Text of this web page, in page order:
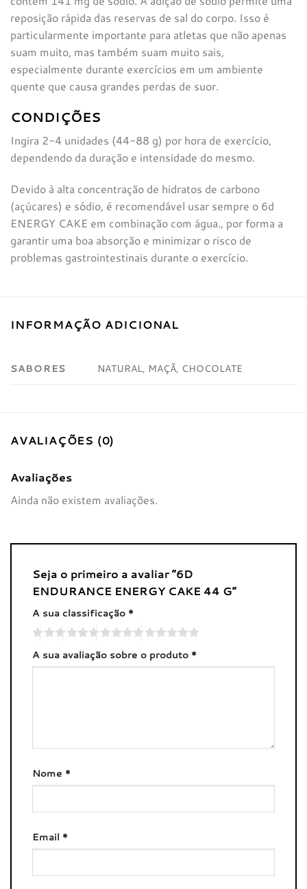
reposição rápida das reservas de sal do corpo. Isso é
particularmente importante para atletas que não apenas
suam muito, mas também suam muito sais,
especialmente durante exercícios em um ambiente
quente que causa grandes perdas de suor.
CONDIÇÕES
Ingira 2-4 unidades (44-88 g) por hora de exercício,
dependendo da duração e intensidade do mesmo.
Devido à alta concentração de hidratos de carbono
(açúcares) e sódio, é recomendável usar sempre o 6d
ENERGY CAKE em combinação com água., por forma a
garantir uma boa absorção e minimizar o risco de
problemas gastrointestinais durante o exercício.
INFORMAÇÃO ADICIONAL
SABORES NATURAL, MAÇÃ, CHOCOLATE
AVALIAÇÕES (0)
Avaliações
Ainda não existem avaliações.
Seja o primeiro a avaliar “6D
ENDURANCE ENERGY CAKE 44 G”
A sua classificação *
A sua avaliação sobre o produto *
Nome *
Email *